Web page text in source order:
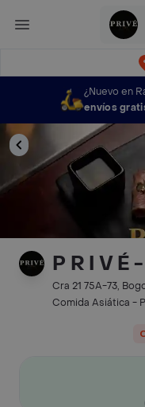
¿Nuevo en
envíos
P R I V É
Cra 21 75A-73,
Comida Asiática - P